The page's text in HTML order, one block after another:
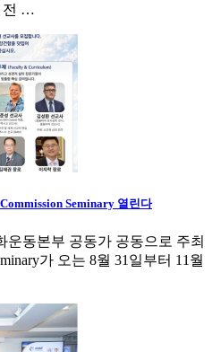
전 …
Seminary 열린다
동본부 공동가 공동으로 주최
가 오는 8월 31일부터 11월